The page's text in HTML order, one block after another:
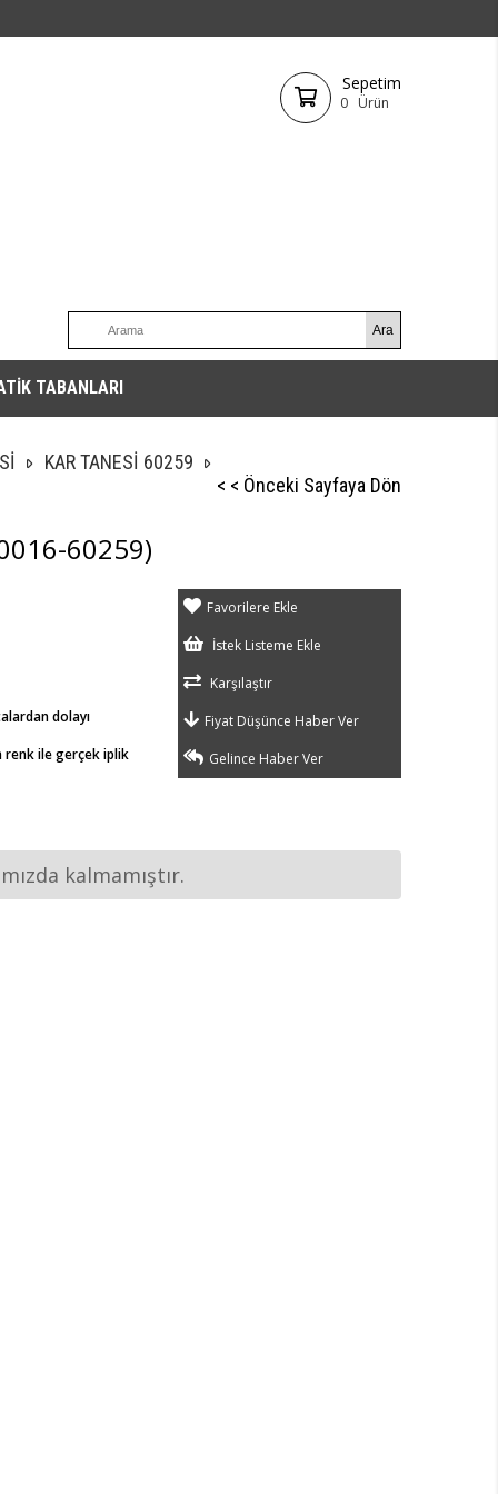
Sepetim
0 Ürün
TABANLARI
KAR TANESİ 60259
< < Önceki Sayfaya Dön
60259)
dolayı
renk ile gerçek iplik
Favorilere Ekle
İstek Listeme Ekle
Karşılaştır
Fiyat Düşünce Haber Ver
Gelince Haber Ver
kalmamıştır.